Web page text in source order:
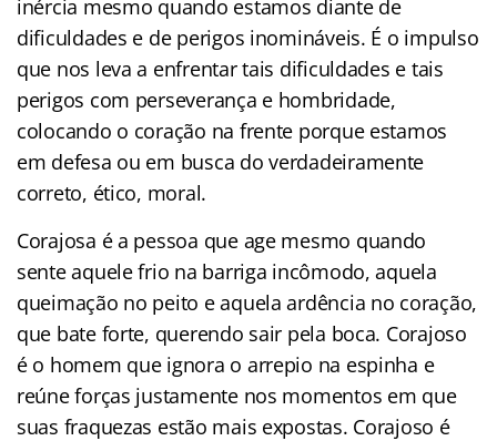
inércia mesmo quando estamos diante de
dificuldades e de perigos inomináveis. É o impulso
que nos leva a enfrentar tais dificuldades e tais
perigos com perseverança e hombridade,
colocando o coração na frente porque estamos
em defesa ou em busca do verdadeiramente
correto, ético, moral.
Corajosa é a pessoa que age mesmo quando
sente aquele frio na barriga incômodo, aquela
queimação no peito e aquela ardência no coração,
que bate forte, querendo sair pela boca. Corajoso
é o homem que ignora o arrepio na espinha e
reúne forças justamente nos momentos em que
suas fraquezas estão mais expostas. Corajoso é